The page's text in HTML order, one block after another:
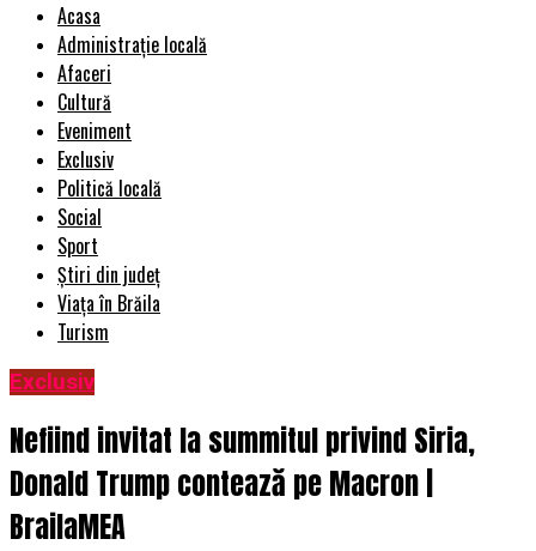
Acasa
Administrație locală
Afaceri
Cultură
Eveniment
Exclusiv
Politică locală
Social
Sport
Știri din județ
Viața în Brăila
Turism
Exclusiv
Nefiind invitat la summitul privind Siria,
Donald Trump contează pe Macron |
BrailaMEA